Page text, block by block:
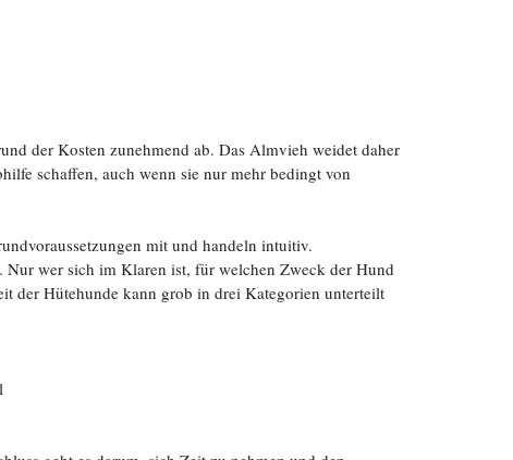
der Kosten zunehmend ab. Das Almvieh weidet daher
schaffen, auch wenn sie nur mehr bedingt von
mit und handeln intuitiv.
Nur wer sich im Klaren ist, für welchen Zweck der Hund
der Hütehunde kann grob in drei Kategorien unterteilt